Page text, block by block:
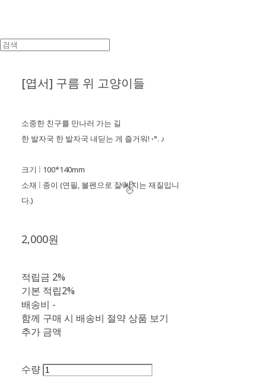
[엽서] 구름 위 고양이들
소중한 친구를 만나러 가는 길
한 발자국 한 발자국 내딛는 게 즐거워! ˖°. ♪
크기 ⁞ 100*140mm
소재 ⁞ 종이 (연필, 볼펜으로 잘 써지는 재질입니
다.)
2,000원
적립금 2%
기본 적립2%
배송비 -
함께 구매 시 배송비 절약 상품 보기
추가 금액
수량